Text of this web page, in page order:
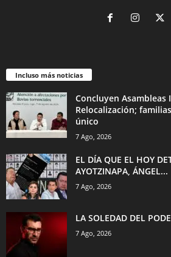
Incluso más noticias
Concluyen
Relocalización;
único
7 Ago, 2026
EL DÍA QUE EL HOY
AYOTZINAPA, ÁNGEL...
7 Ago, 2026
LA SOLEDAD DEL
7 Ago, 2026